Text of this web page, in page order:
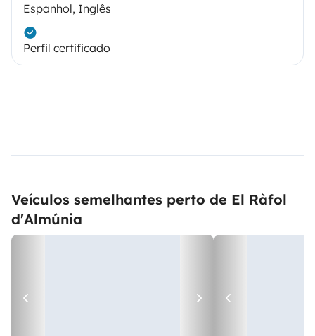
Espanhol, Inglês
Perfil certificado
Veículos semelhantes perto de El Ràfol
d'Almúnia